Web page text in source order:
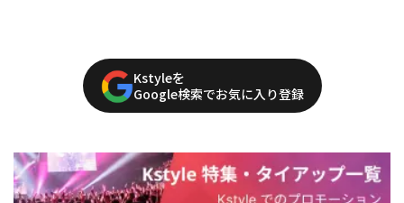
Kstyleを
Google検索でお気に入り登録